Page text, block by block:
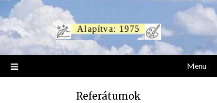
Menu
Referátumok